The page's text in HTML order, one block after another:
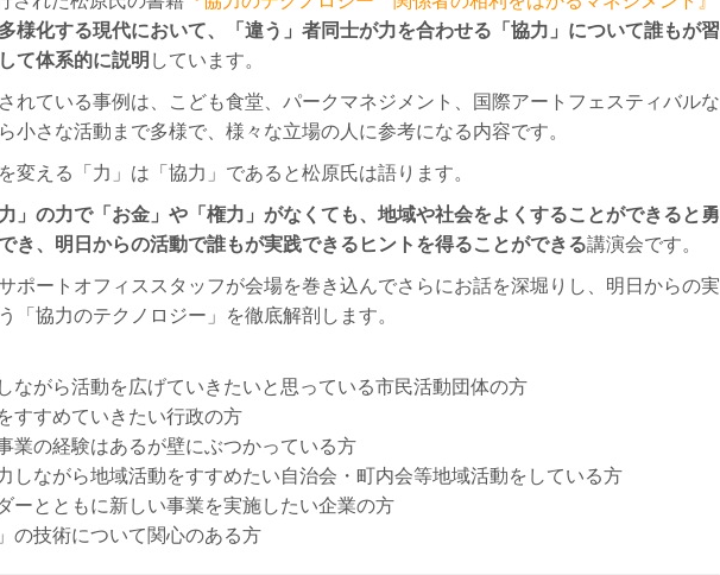
様化する現代において、「違う」者同士が力を合わせる「協力」について誰もが習
て体系的に説明 しています。
れている事例は、こども食堂、パークマネジメント、国際アートフェスティバルな
小さな活動まで多様で、様々な立場の人に参考になる内容です。
変える「力」は「協力」であると松原氏は語ります。
」の力で「お金」や「権力」がなくても、地域や社会をよくすることができると勇
き、 明日からの活動で誰もが実践できるヒントを得ることができる講演会です。
ポートオフィススタッフが会場を巻き込んでさらにお話を深堀りし、明日からの実
「協力のテクノロジー」を徹底解剖します。
ながら活動を広げていきたいと思っている市民活動団体の方
すすめていきたい行政の方
業の経験はあるが壁にぶつかっている方
しながら地域活動をすすめたい自治会・町内会等地域活動をしている方
ーとともに新しい事業を実施したい企業の方
の技術について関心のある方